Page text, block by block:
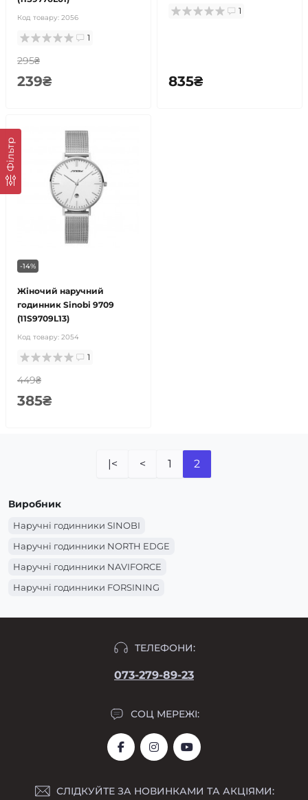
Фільтр
Код товару: 2056
1
295₴
239₴
1
835₴
-14%
Жіночий наручний
годинник Sinobi 9709
(11S9709L13)
Код товару: 2054
1
449₴
385₴
|< < 1 2
Виробник
Наручні годинники SINOBI
Наручні годинники NORTH EDGE
Наручні годинники NAVIFORCE
Наручні годинники FORSINING
ТЕЛЕФОНИ:
073-279-89-23
СОЦ МЕРЕЖІ:
СЛІДКУЙТЕ ЗА НОВИНКАМИ ТА АКЦІЯМИ: